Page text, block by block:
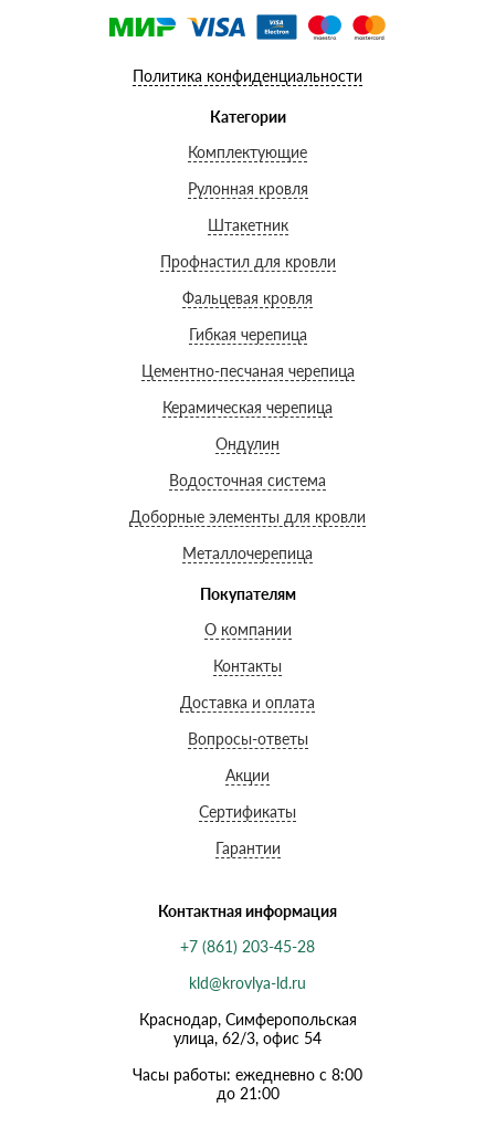
Политика конфиденциальности
Категории
Комплектующие
Рулонная кровля
Штакетник
Профнастил для кровли
Фальцевая кровля
Гибкая черепица
Цементно-песчаная черепица
Керамическая черепица
Ондулин
Водосточная система
Доборные элементы для кровли
Металлочерепица
Покупателям
О компании
Контакты
Доставка и оплата
Вопросы-ответы
Акции
Сертификаты
Гарантии
Контактная информация
+7 (861) 203-45-28
kld@krovlya-ld.ru
Краснодар, Симферопольская
улица, 62/3, офис 54
Часы работы: ежедневно с 8:00
до 21:00